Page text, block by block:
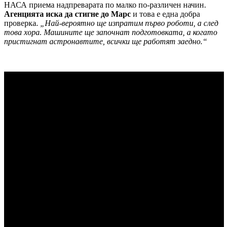
НАСА приема надпреварата по малко по-различен начин.
Агенцията иска да стигне до Марс и това е една добра
проверка. „Най-вероятно ще изпратим първо роботи, а след
това хора. Машините ще започнат подготовката, а когато
пристигнат астронавтите, всички ще работят заедно.“